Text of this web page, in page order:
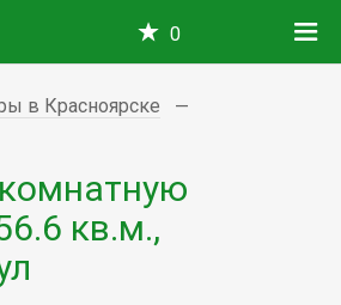
0
в Красноярске
кв.м.,